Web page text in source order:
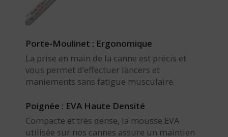
Porte-Moulinet : Ergonomique
La prise en main de la canne est précis et
vous permet d’effectuer lancers et
maniements sans fatigue musculaire.
Poignée : EVA Haute Densité
Compacte et très dense, la mousse EVA
utilisée sur nos cannes assure un maintien